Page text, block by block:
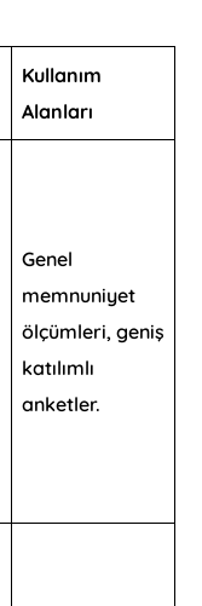
Kullanım
Alanları
Genel
memnuniyet
ölçümleri, geniş
katılımlı
anketler.